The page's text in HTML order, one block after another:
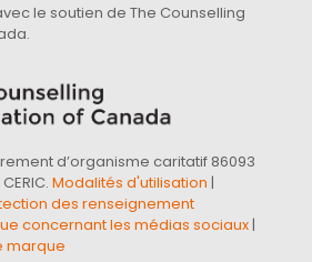
le soutien de The Counselling
d’organisme caritatif 86093
Modalités d'utilisation |
des renseignement
concernant les médias sociaux|
marque